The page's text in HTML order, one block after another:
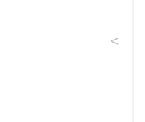
Previous